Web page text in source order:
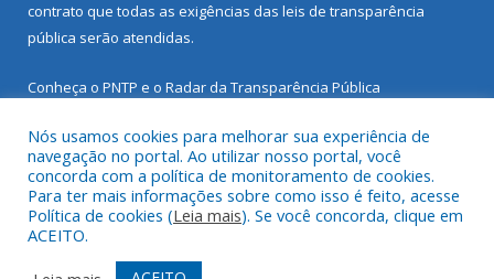
contrato que todas as exigências das leis de transparência
pública serão atendidas.
Conheça o PNTP e o Radar da Transparência Pública
Todos os direitos reservados a Prefeitura Municipal de Santarém
Novo.
Nós usamos cookies para melhorar sua experiência de
navegação no portal. Ao utilizar nosso portal, você
concorda com a política de monitoramento de cookies.
Para ter mais informações sobre como isso é feito, acesse
Política de cookies (Leia mais). Se você concorda, clique em
ACEITO.